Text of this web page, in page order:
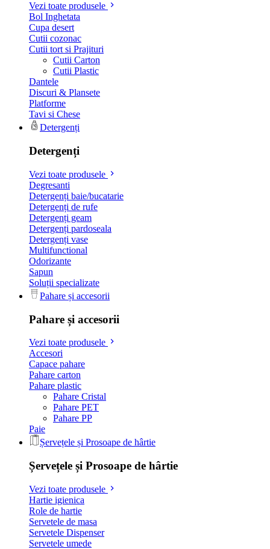
Vezi toate produsele
Bol Inghetata
Cupa desert
Cutii cozonac
Cutii tort si Prajituri
Cutii Carton
Cutii Plastic
Dantele
Discuri & Plansete
Platforme
Tavi si Chese
Detergenți
Detergenți
Vezi toate produsele
Degresanti
Detergenți baie/bucatarie
Detergenți de rufe
Detergenți geam
Detergenți pardoseala
Detergenți vase
Multifunctional
Odorizante
Sapun
Soluții specializate
Pahare și accesorii
Pahare și accesorii
Vezi toate produsele
Accesori
Capace pahare
Pahare carton
Pahare plastic
Pahare Cristal
Pahare PET
Pahare PP
Paie
Șervețele și Prosoape de hârtie
Șervețele și Prosoape de hârtie
Vezi toate produsele
Hartie igienica
Role de hartie
Servetele de masa
Servetele Dispenser
Servetele umede